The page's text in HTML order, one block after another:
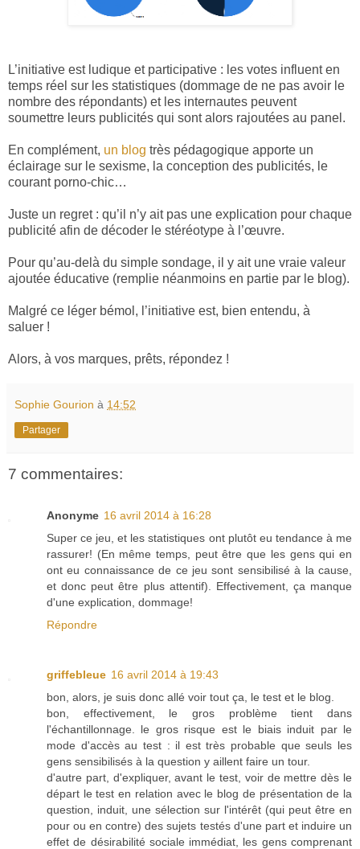
L’initiative est ludique et participative : les votes influent en
temps réel sur les statistiques (dommage de ne pas avoir le
nombre des répondants) et les internautes peuvent
soumettre leurs publicités qui sont alors rajoutées au panel.
En complément, un blog très pédagogique apporte un
éclairage sur le sexisme, la conception des publicités, le
courant porno-chic…
Juste un regret : qu’il n’y ait pas une explication pour chaque
publicité afin de décoder le stéréotype à l’œuvre.
Pour qu’au-delà du simple sondage, il y ait une vraie valeur
ajoutée éducative (remplie néanmoins en partie par le blog).
Malgré ce léger bémol, l’initiative est, bien entendu, à
saluer !
Alors, à vos marques, prêts, répondez !
Sophie Gourion à 14:52
Partager
7 commentaires:
Anonyme 16 avril 2014 à 16:28
Super ce jeu, et les statistiques ont plutôt eu tendance à me
rassurer! (En même temps, peut être que les gens qui en
ont eu connaissance de ce jeu sont sensibilisé à la cause,
et donc peut être plus attentif). Effectivement, ça manque
d'une explication, dommage!
Répondre
griffebleue 16 avril 2014 à 19:43
bon, alors, je suis donc allé voir tout ça, le test et le blog.
bon, effectivement, le gros problème tient dans
l'échantillonnage. le gros risque est le biais induit par le
mode d'accès au test : il est très probable que seuls les
gens sensibilisés à la question y aillent faire un tour.
d'autre part, d'expliquer, avant le test, voir de mettre dès le
départ le test en relation avec le blog de présentation de la
question, induit, une sélection sur l'intérêt (qui peut être en
pour ou en contre) des sujets testés d'une part et induire un
effet de désirabilité sociale immédiat, les gens comprenant